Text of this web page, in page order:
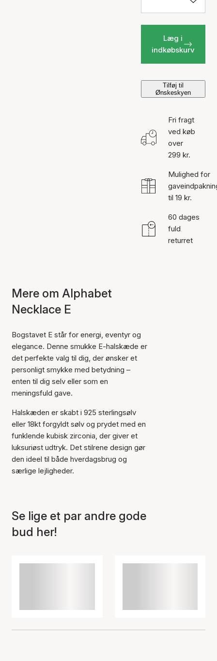
Læg i
indkøbskurv
Tilføj til
Ønskeskyen
Varen er tilføjet til kurven
Fri fragt
ved køb
over
299 kr.
Mulighed for
til 19 kr.
60 dages
fuld
returret
Mere om Alphabet
Necklace E
Bogstavet E står for energi, eventyr og
elegance. Denne smukke E-halskæde er
det perfekte valg til dig, der ønsker et
personligt smykke med betydning –
enten til dig selv eller som en
meningsfuld gave.
Halskæden er skabt i 925 sterlingsølv
eller 18kt forgyldt sølv og prydet med en
funklende kubisk zirconia, der giver et
luksuriøst udtryk. Det stilrene design gør
den ideel til både hverdagsbrug og
særlige lejligheder.
Se lige et par andre gode
bud her!